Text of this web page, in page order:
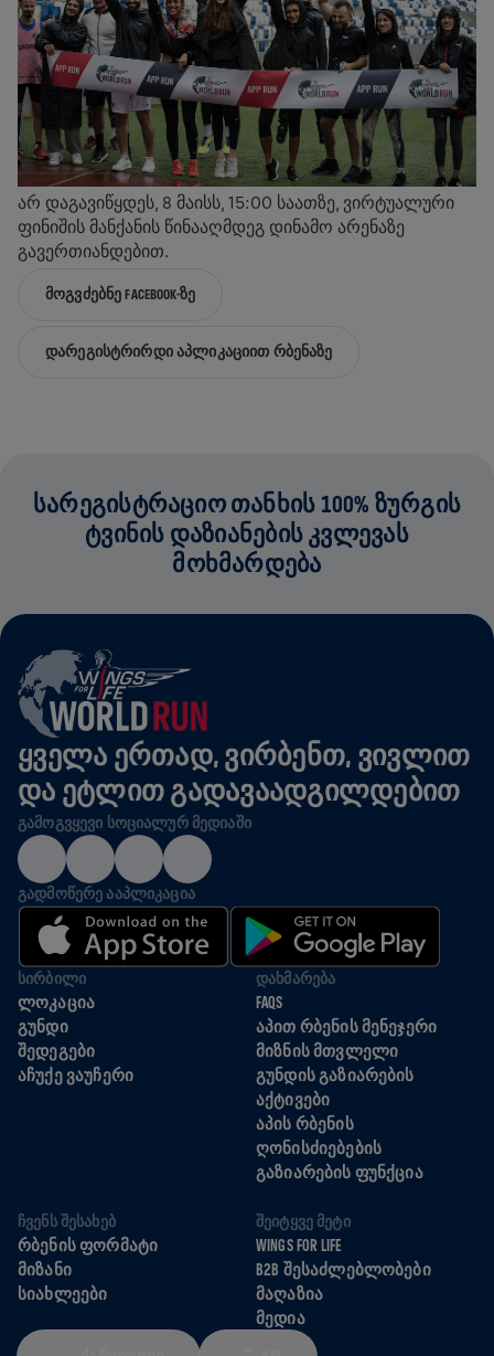
არ დაგავიწყდეს, 8 მაისს, 15:00 საათზე, ვირტუალური
ფინიშის მანქანის წინააღმდეგ დინამო არენაზე
გავერთიანდებით.
ᲛᲝᲒᲕᲫᲔᲑᲜᲔ FACEBOOK-ᲖᲔ
ᲓᲐᲠᲔᲒᲘᲡᲢᲠᲘᲠᲓᲘ ᲐᲞᲚᲘᲙᲐᲪᲘᲘᲗ ᲠᲑᲔᲜᲐᲖᲔ
ᲡᲐᲠᲔᲒᲘᲡᲢᲠᲐᲪᲘᲝ ᲗᲐᲜᲮᲘᲡ 100% ᲖᲣᲠᲒᲘᲡ
ᲢᲕᲘᲜᲘᲡ ᲓᲐᲖᲘᲐᲜᲔᲑᲘᲡ ᲙᲕᲚᲔᲕᲐᲡ
ᲛᲝᲮᲛᲐᲠᲓᲔᲑᲐ
ᲧᲕᲔᲚᲐ ᲔᲠᲗᲐᲓ, ᲕᲘᲠᲑᲔᲜᲗ, ᲕᲘᲕᲚᲘᲗ
ᲓᲐ ᲔᲢᲚᲘᲗ ᲒᲐᲓᲐᲕᲐᲐᲓᲒᲘᲚᲓᲔᲑᲘᲗ
ᲒᲐᲛᲝᲒᲕᲧᲔᲕᲘ ᲡᲝᲪᲘᲐᲚᲣᲠ ᲛᲔᲓᲘᲐᲨᲘ
ᲒᲐᲓᲛᲝᲬᲔᲠᲔ ᲐᲐᲞᲚᲘᲙᲐᲪᲘᲐ
ᲡᲘᲠᲑᲘᲚᲘ
ᲚᲝᲙᲐᲪᲘᲐ
ᲒᲣᲜᲓᲘ
ᲨᲔᲓᲔᲒᲔᲑᲘ
ᲐᲩᲣᲥᲔ ᲕᲐᲣᲩᲔᲠᲘ
ᲓᲐᲮᲛᲐᲠᲔᲑᲐ
FAQS
ᲐᲞᲘᲗ ᲠᲑᲔᲜᲘᲡ ᲛᲔᲜᲔᲯᲔᲠᲘ
ᲛᲘᲖᲜᲘᲡ ᲛᲗᲕᲚᲔᲚᲘ
ᲒᲣᲜᲓᲘᲡ ᲒᲐᲖᲘᲐᲠᲔᲑᲘᲡ
ᲐᲥᲢᲘᲕᲔᲑᲘ
ᲐᲞᲘᲡ ᲠᲑᲔᲜᲘᲡ
ᲦᲝᲜᲘᲡᲫᲘᲔᲑᲔᲑᲘᲡ
ᲒᲐᲖᲘᲐᲠᲔᲑᲘᲡ ᲤᲣᲜᲥᲪᲘᲐ
ᲩᲕᲔᲜᲡ ᲨᲔᲡᲐᲮᲔᲑ
ᲠᲑᲔᲜᲘᲡ ᲤᲝᲠᲛᲐᲢᲘ
ᲛᲘᲖᲐᲜᲘ
ᲡᲘᲐᲮᲚᲔᲔᲑᲘ
ᲨᲔᲘᲢᲧᲕᲔ ᲛᲔᲢᲘ
WINGS FOR LIFE
B2B ᲨᲔᲡᲐᲫᲚᲔᲑᲚᲝᲑᲔᲑᲘ
ᲛᲐᲦᲐᲖᲘᲐ
ᲛᲔᲓᲘᲐ